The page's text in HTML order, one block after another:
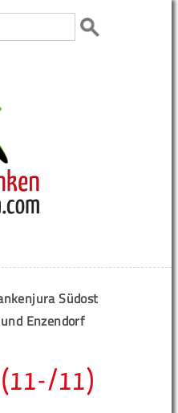
Südost
Enzendorf
(11-/11)